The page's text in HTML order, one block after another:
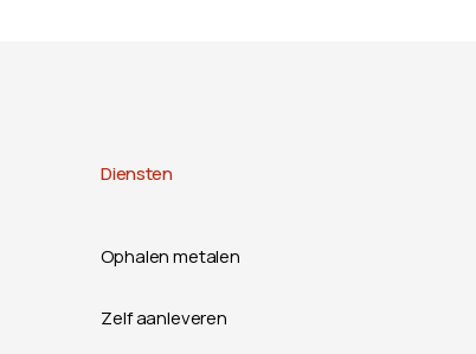
Diensten
Ophalen metalen
Zelf aanleveren